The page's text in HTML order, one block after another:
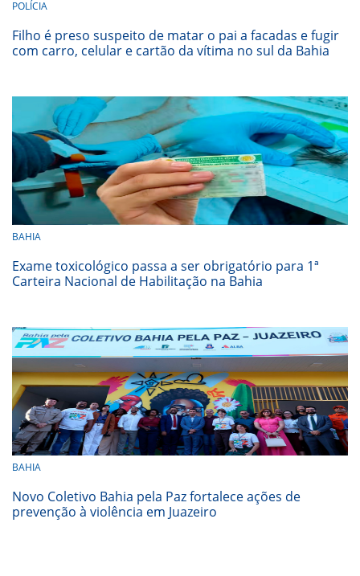
POLÍCIA
Filho é preso suspeito de matar o pai a facadas e fugir
com carro, celular e cartão da vítima no sul da Bahia
BAHIA
Exame toxicológico passa a ser obrigatório para 1ª
Carteira Nacional de Habilitação na Bahia
BAHIA
Novo Coletivo Bahia pela Paz fortalece ações de
prevenção à violência em Juazeiro